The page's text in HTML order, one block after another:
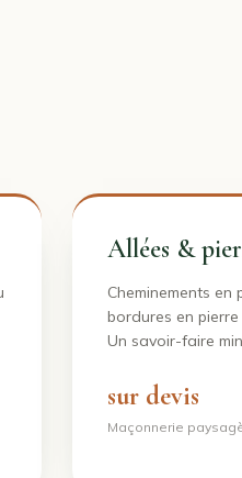
Allées &
Cheminements en
bordures en
Un savoir-faire
sur devis
Maçonnerie